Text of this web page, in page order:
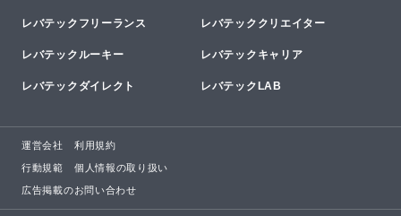
レバテックフリーランス レバテッククリエイター
レバテックルーキー レバテックキャリア
レバテックダイレクト レバテックLAB
運営会社 利用規約
行動規範 個人情報の取り扱い
広告掲載のお問い合わせ